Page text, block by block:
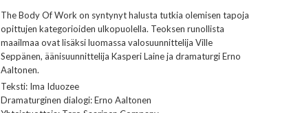
The Body Of Work on syntynyt halusta tutkia olemisen tapoja
opittujen kategorioiden ulkopuolella. Teoksen runollista
maailmaa ovat lisäksi luomassa valosuunnittelija Ville
Seppänen, äänisuunnittelija Kasperi Laine ja dramaturgi Erno
Aaltonen.
Teksti: Ima Iduozee
Dramaturginen dialogi: Erno Aaltonen